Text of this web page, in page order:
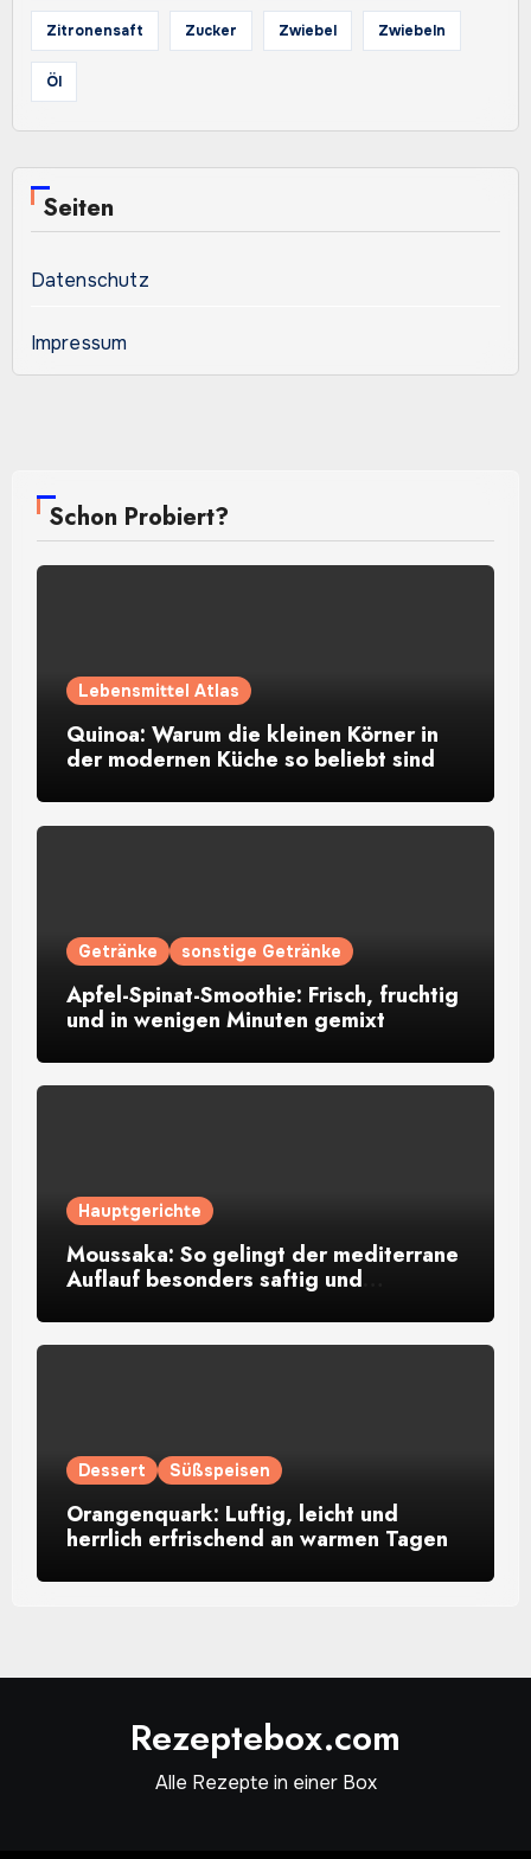
Zitronensaft Zucker Zwiebel Zwiebeln
Öl
Seiten
Datenschutz
Impressum
Schon Probiert?
Lebensmittel Atlas
Quinoa: Warum die kleinen Körner in
der modernen Küche so beliebt sind
Getränke sonstige Getränke
Apfel-Spinat-Smoothie: Frisch, fruchtig
und in wenigen Minuten gemixt
Hauptgerichte
Moussaka: So gelingt der mediterrane
Auflauf besonders saftig und
Dessert Süßspeisen
Orangenquark: Luftig, leicht und
herrlich erfrischend an warmen Tagen
Rezeptebox.com
Alle Rezepte in einer Box